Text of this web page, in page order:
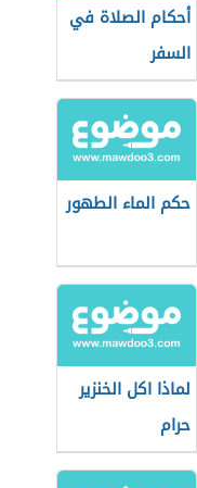
أحكام الصلاة في
السفر
حكم الماء الطهور
لماذا اكل الخنزير
حرام